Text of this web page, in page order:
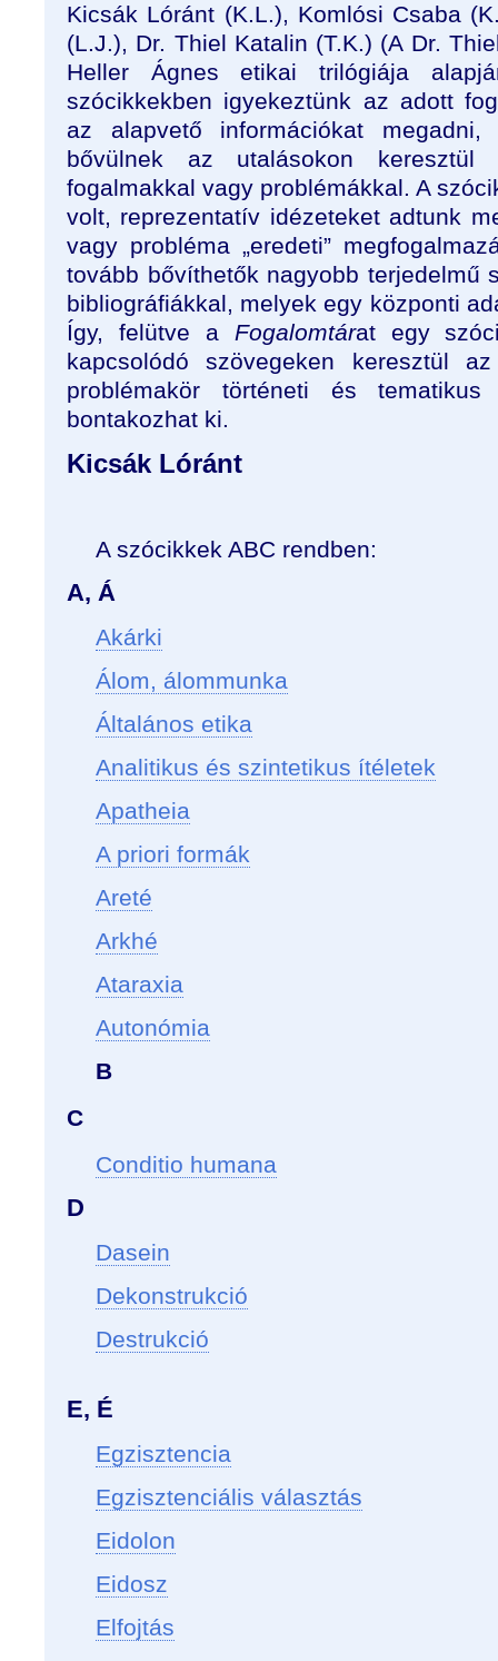
Kicsák Lóránt (K.L.), Komlósi Csaba
(L.J.), Dr. Thiel Katalin (T.K.) (A Dr.
Heller Ágnes etikai trilógiája
szócikkekben igyekeztünk az adott
az alapvető információkat
bővülnek az utalásokon keresztül
fogalmakkal vagy problémákkal. A
volt, reprezentatív idézeteket adtunk
vagy probléma „eredeti”
tovább bővíthetők nagyobb terjedelmű
bibliográfiákkal, melyek egy központi
Így, felütve a Fogalomtárat egy
kapcsolódó szövegeken keresztül
problémakör történeti és tematikus
bontakozhat ki.
Kicsák Lóránt
A szócikkek ABC rendben:
A, Á
Akárki
Álom, álommunka
Általános etika
Analitikus és szintetikus ítéletek
Apatheia
A priori formák
Areté
Arkhé
Ataraxia
Autonómia
B
C
Conditio humana
D
Dasein
Dekonstrukció
Destrukció
E, É
Egzisztencia
Egzisztenciális választás
Eidolon
Eidosz
Elfojtás